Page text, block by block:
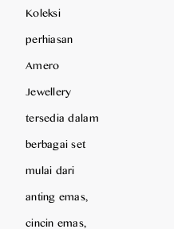
Koleksi
perhiasan
Amero
Jewellery
tersedia dalam
berbagai set
mulai dari
anting emas,
cincin emas,